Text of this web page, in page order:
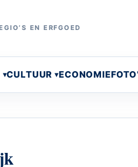
EN ERFGOED
CULTUUR ECONOMIE